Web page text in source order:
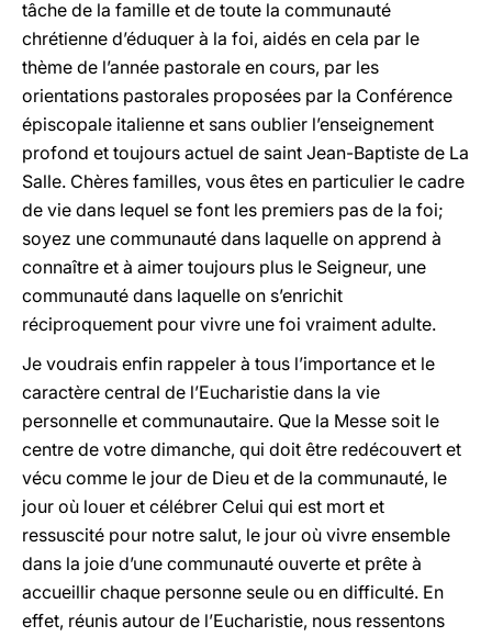
tâche de la famille et de toute la communauté
chrétienne d’éduquer à la foi, aidés en cela par le
thème de l’année pastorale en cours, par les
orientations pastorales proposées par la Conférence
épiscopale italienne et sans oublier l’enseignement
profond et toujours actuel de saint Jean-Baptiste de La
Salle. Chères familles, vous êtes en particulier le cadre
de vie dans lequel se font les premiers pas de la foi;
soyez une communauté dans laquelle on apprend à
connaître et à aimer toujours plus le Seigneur, une
communauté dans laquelle on s’enrichit
réciproquement pour vivre une foi vraiment adulte.
Je voudrais enfin rappeler à tous l’importance et le
caractère central de l’Eucharistie dans la vie
personnelle et communautaire. Que la Messe soit le
centre de votre dimanche, qui doit être redécouvert et
vécu comme le jour de Dieu et de la communauté, le
jour où louer et célébrer Celui qui est mort et
ressuscité pour notre salut, le jour où vivre ensemble
dans la joie d’une communauté ouverte et prête à
accueillir chaque personne seule ou en difficulté. En
effet, réunis autour de l’Eucharistie, nous ressentons